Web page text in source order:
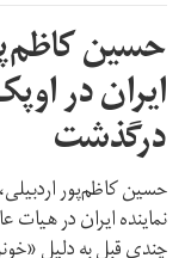
حسین
ایران در
درگذشت
حسین کاظم‌پور
نماینده ایران در